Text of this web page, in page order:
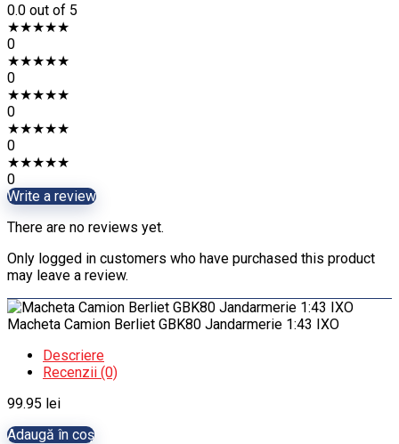
0.0 out of 5
★★★★★
0
★★★★★
0
★★★★★
0
★★★★★
0
★★★★★
0
Write a review
There are no reviews yet.
Only logged in customers who have purchased this product
may leave a review.
Macheta Camion Berliet GBK80 Jandarmerie 1:43 IXO
Descriere
Recenzii (0)
99.95 lei
Adaugă în coș